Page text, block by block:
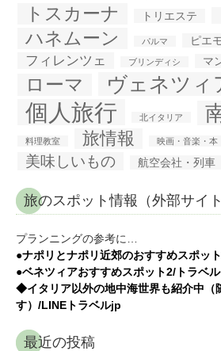
トスカーナ トリエステ
ハネムーン パルマ ピエ
フィレンツェ ブリンディシ マ
ローマ ヴェネツィ
個人旅行 北イタリア
料理教室 旅情報 映画・音楽・本
美味しいもの 航空会社・列車
旅のスポット情報（外部サイ
プランニングの参考に…
●ナポリとナポリ近郊のおすすめスポッ
●ベネツィアおすすめスポット2/トラベル
◆イタリア以外の地中海世界も紹介中（
す）/LINEトラベルjp
最近の投稿